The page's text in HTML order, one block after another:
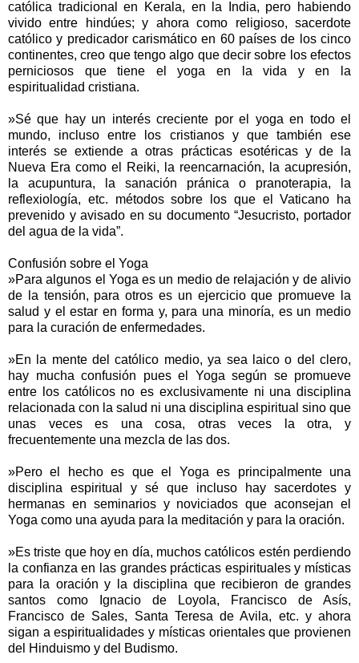
católica tradicional en Kerala, en la India, pero habiendo
vivido entre hindúes; y ahora como religioso, sacerdote
católico y predicador carismático en 60 países de los cinco
continentes, creo que tengo algo que decir sobre los efectos
perniciosos que tiene el yoga en la vida y en la
espiritualidad cristiana.
»Sé que hay un interés creciente por el yoga en todo el
mundo, incluso entre los cristianos y que también ese
interés se extiende a otras prácticas esotéricas y de la
Nueva Era como el Reiki, la reencarnación, la acupresión,
la acupuntura, la sanación pránica o pranoterapia, la
reflexiología, etc. métodos sobre los que el Vaticano ha
prevenido y avisado en su documento “Jesucristo, portador
del agua de la vida”.
Confusión sobre el Yoga
»Para algunos el Yoga es un medio de relajación y de alivio
de la tensión, para otros es un ejercicio que promueve la
salud y el estar en forma y, para una minoría, es un medio
para la curación de enfermedades.
»En la mente del católico medio, ya sea laico o del clero,
hay mucha confusión pues el Yoga según se promueve
entre los católicos no es exclusivamente ni una disciplina
relacionada con la salud ni una disciplina espiritual sino que
unas veces es una cosa, otras veces la otra, y
frecuentemente una mezcla de las dos.
»Pero el hecho es que el Yoga es principalmente una
disciplina espiritual y sé que incluso hay sacerdotes y
hermanas en seminarios y noviciados que aconsejan el
Yoga como una ayuda para la meditación y para la oración.
»Es triste que hoy en día, muchos católicos estén perdiendo
la confianza en las grandes prácticas espirituales y místicas
para la oración y la disciplina que recibieron de grandes
santos como Ignacio de Loyola, Francisco de Asís,
Francisco de Sales, Santa Teresa de Avila, etc. y ahora
sigan a espiritualidades y místicas orientales que provienen
del Hinduismo y del Budismo.